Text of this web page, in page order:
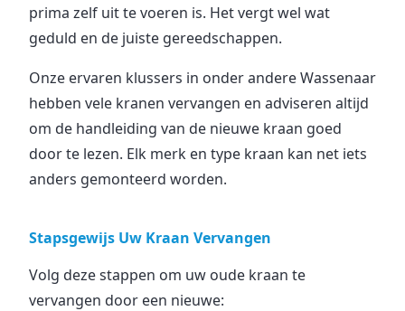
prima zelf uit te voeren is. Het vergt wel wat
geduld en de juiste gereedschappen.
Onze ervaren klussers in onder andere Wassenaar
hebben vele kranen vervangen en adviseren altijd
om de handleiding van de nieuwe kraan goed
door te lezen. Elk merk en type kraan kan net iets
anders gemonteerd worden.
Stapsgewijs Uw Kraan Vervangen
Volg deze stappen om uw oude kraan te
vervangen door een nieuwe: